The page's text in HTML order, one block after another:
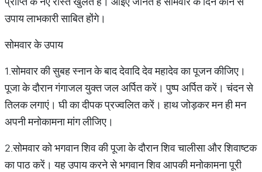
उपाय लाभकारी साबित होंगे।
सोमवार के उपाय
1.सोमवार की सुबह स्नान के बाद देवादि देव महादेव का पूजन कीजिए।
पूजा के दौरान गंगाजल युक्त जल अर्पित करें। पुष्प अर्पित करें। चंदन से
तिलक लगाएं। घी का दीपक प्रज्वलित करें। हाथ जोड़कर मन ही मन
अपनी मनोकामना मांग लीजिए।
2.सोमवार को भगवान शिव की पूजा के दौरान शिव चालीसा और शिवाष्टक
का पाठ करें। यह उपाय करने से भगवान शिव आपकी मनोकामना पूरी